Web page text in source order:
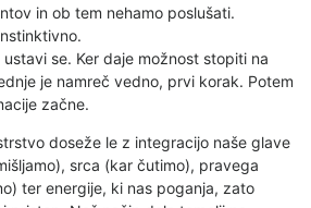
in ob tem nehamo poslušati.
se. Ker daje možnost stopiti na
je namreč vedno, prvi korak. Potem
začne.
doseže le z integracijo naše glave
srca (kar čutimo), pravega
ter energije, ki nas poganja, zato